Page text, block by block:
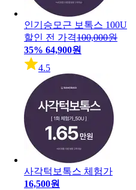
인기 승모근 보톡스 100U
할인 전 가격100,000원
35% 64,900원
4.5
사각턱보톡스 체험가
16,500원